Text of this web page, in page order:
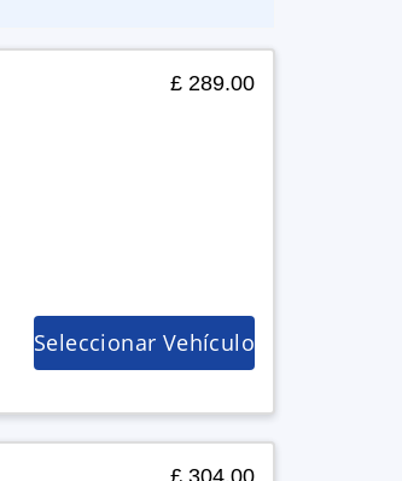
£ 289.00
Seleccionar Vehículo
£ 304.00